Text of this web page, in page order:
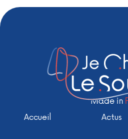
Accueil Actus